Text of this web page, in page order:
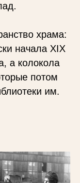
храма:
начала XIX
а колокола
потом
им.